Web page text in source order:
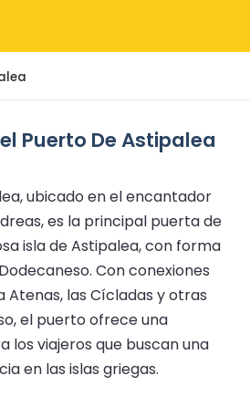
Puerto De Astipalea
ubicado en el encantador
es la principal puerta de
isla de Astipalea, con forma
Con conexiones
Atenas, las Cícladas y otras
el puerto ofrece una
los viajeros que buscan una
en las islas griegas.